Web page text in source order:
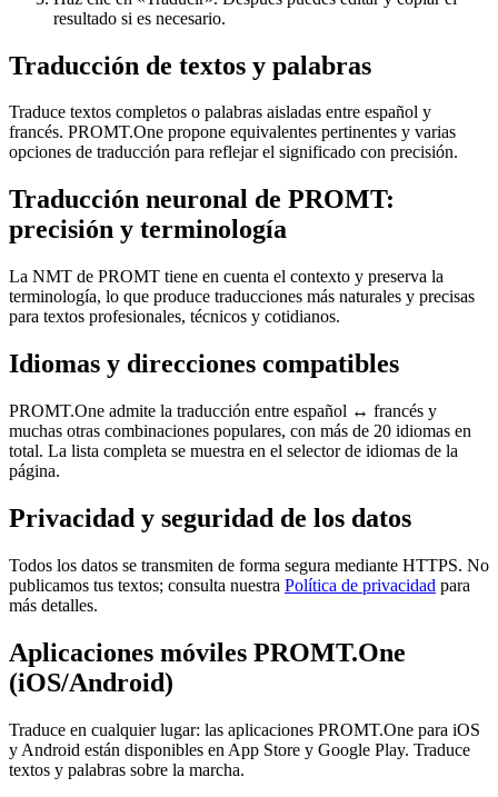
resultado si es necesario.
Traducción de textos y palabras
Traduce textos completos o palabras aisladas entre español y
francés. PROMT.One propone equivalentes pertinentes y varias
opciones de traducción para reflejar el significado con precisión.
Traducción neuronal de PROMT:
precisión y terminología
La NMT de PROMT tiene en cuenta el contexto y preserva la
terminología, lo que produce traducciones más naturales y precisas
para textos profesionales, técnicos y cotidianos.
Idiomas y direcciones compatibles
PROMT.One admite la traducción entre español ↔ francés y
muchas otras combinaciones populares, con más de 20 idiomas en
total. La lista completa se muestra en el selector de idiomas de la
página.
Privacidad y seguridad de los datos
Todos los datos se transmiten de forma segura mediante HTTPS. No
publicamos tus textos; consulta nuestra Política de privacidad para
más detalles.
Aplicaciones móviles PROMT.One
(iOS/Android)
Traduce en cualquier lugar: las aplicaciones PROMT.One para iOS
y Android están disponibles en App Store y Google Play. Traduce
textos y palabras sobre la marcha.